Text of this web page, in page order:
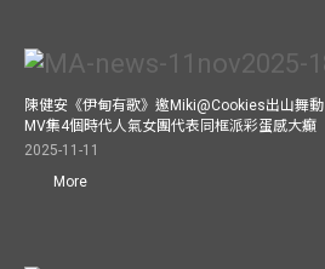
陳健安《伊甸有歌》邀Miki@Cookies出山舞動
MV集4個時代人氣女團代表同框派彩蛋感大癲
2025-11-11
More